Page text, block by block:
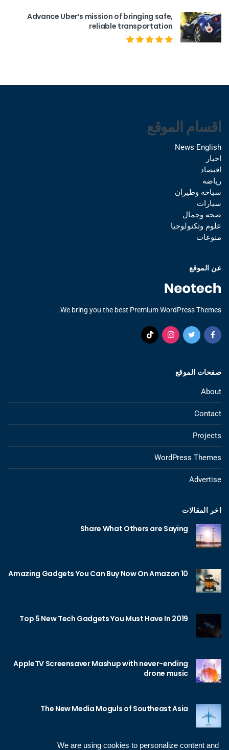
We are using cookies to personalize content and
Advance Uber’s mission of bringing safe,
reliable transportation
اقسام الموقع
News English
اخبار
اقتصاد
رياضه
سياحه وطيران
سيارات
صحه وجمال
علوم وتكنولوجيا
منوعات
عن الموقع
We bring you the best Premium WordPress Themes.
صفحات الموقع
About
Contact
Projects
WordPress Themes
Advertise
اخر المقالات
Share What Others are Saying
10 Amazing Gadgets You Can Buy Now On Amazon
Top 5 New Tech Gadgets You Must Have In 2019
AppleTV Screensaver Mashup with never-ending
drone music
The New Media Moguls of Southeast Asia